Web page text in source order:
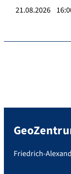
21.08.2026
Friedrich-